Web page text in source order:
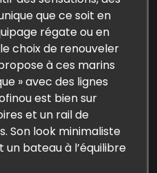
que ce soit en
régate ou en
choix de renouveler
à ces marins
» avec des lignes
est bien sur
et un rail de
Son look minimaliste
un bateau à l’équilibre